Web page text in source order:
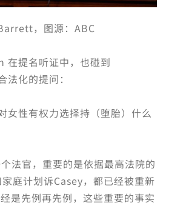
，图源：ABC
提名听证中，也碰到
化的提问：
女性有权力选择持（堕胎）什么
法官，重要的是依据最高法院的
庭计划诉Casey，都已经被重新
是先例再先例，这些重要的事实